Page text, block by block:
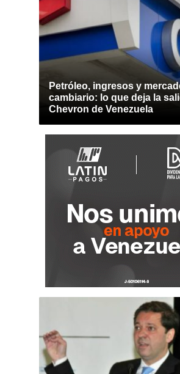
Petróleo, ingresos y
cambiario: lo que deja la
Chevron de Venezuela